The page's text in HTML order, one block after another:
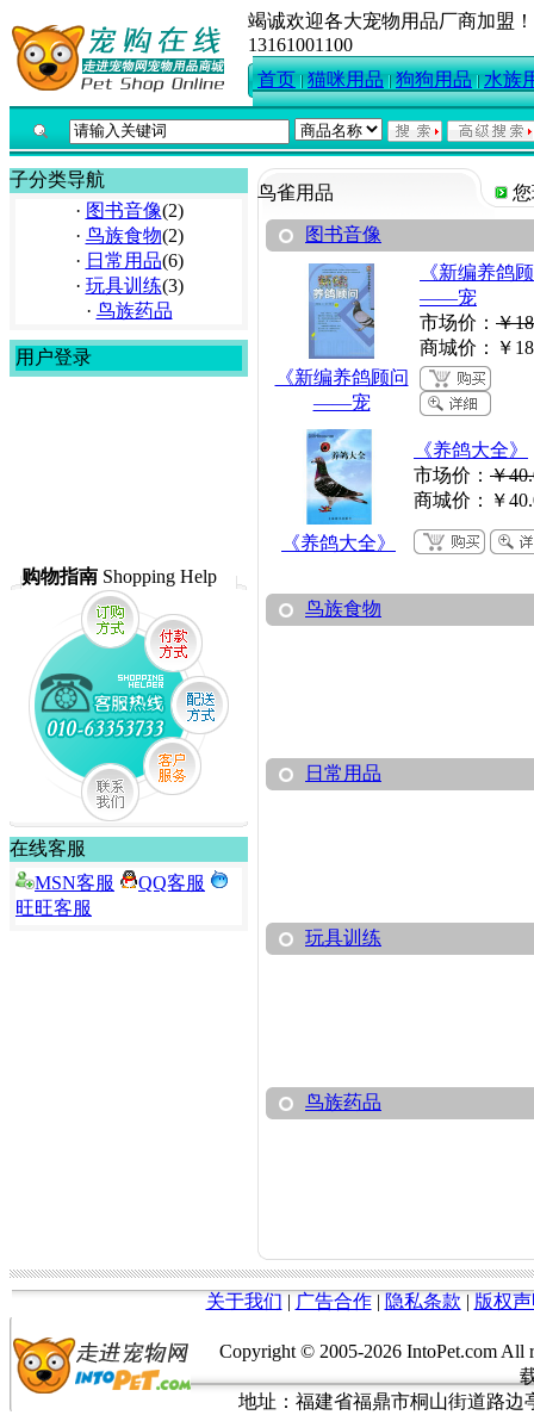
竭诚欢迎各大宠物用品厂商加盟
13161001100
首页 猫咪用品 狗狗用品 水族
子分类导航
· 图书音像(2)
· 鸟族食物(2)
· 日常用品(6)
· 玩具训练(3)
· 鸟族药品
用户登录
购物指南 Shopping Help
在线客服
MSN客服
QQ客服
旺旺客服
鸟雀用品
图书音像
《新编养鸽
——宠
市场价： ￥
商城价：
￥
《新编养鸽顾问
——宠
《养鸽大全》
市场价： ￥
商城价：
￥
《养鸽大全》
鸟族食物
日常用品
玩具训练
鸟族药品
关于我们 | 广告合作| 隐私条款 | 版权
Copyright © 2005-2026 IntoPet.com
地址：福建省福鼎市桐山街道路边